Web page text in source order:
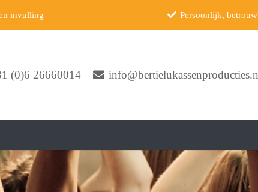
invulling Persoonlijk,
(0)6 26660014